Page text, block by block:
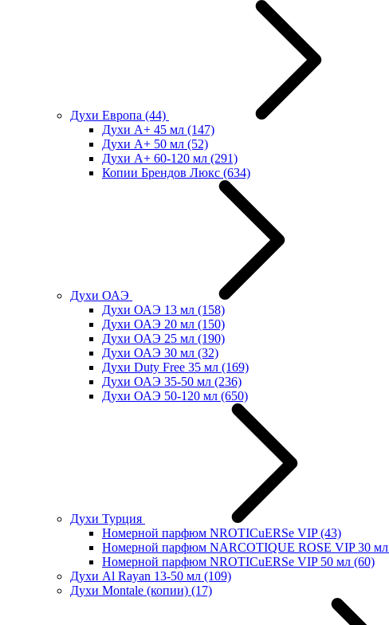
Духи Европа (44)
Духи А+ 45 мл (147)
Духи А+ 50 мл (52)
Духи А+ 60-120 мл (291)
Копии Брендов Люкс (634)
Духи ОАЭ
Духи ОАЭ 13 мл (158)
Духи ОАЭ 20 мл (150)
Духи ОАЭ 25 мл (190)
Духи ОАЭ 30 мл (32)
Духи Duty Free 35 мл (169)
Духи ОАЭ 35-50 мл (236)
Духи ОАЭ 50-120 мл (650)
Духи Турция
Номерной парфюм NROTICuERSe VIP(43)
Номерной парфюм NARCOTIQUE ROSE VIP 30 мл
Номерной парфюм NROTICuERSe VIP 50 мл (60)
Духи Al Rayan 13-50 мл (109)
Духи Montale (копии) (17)